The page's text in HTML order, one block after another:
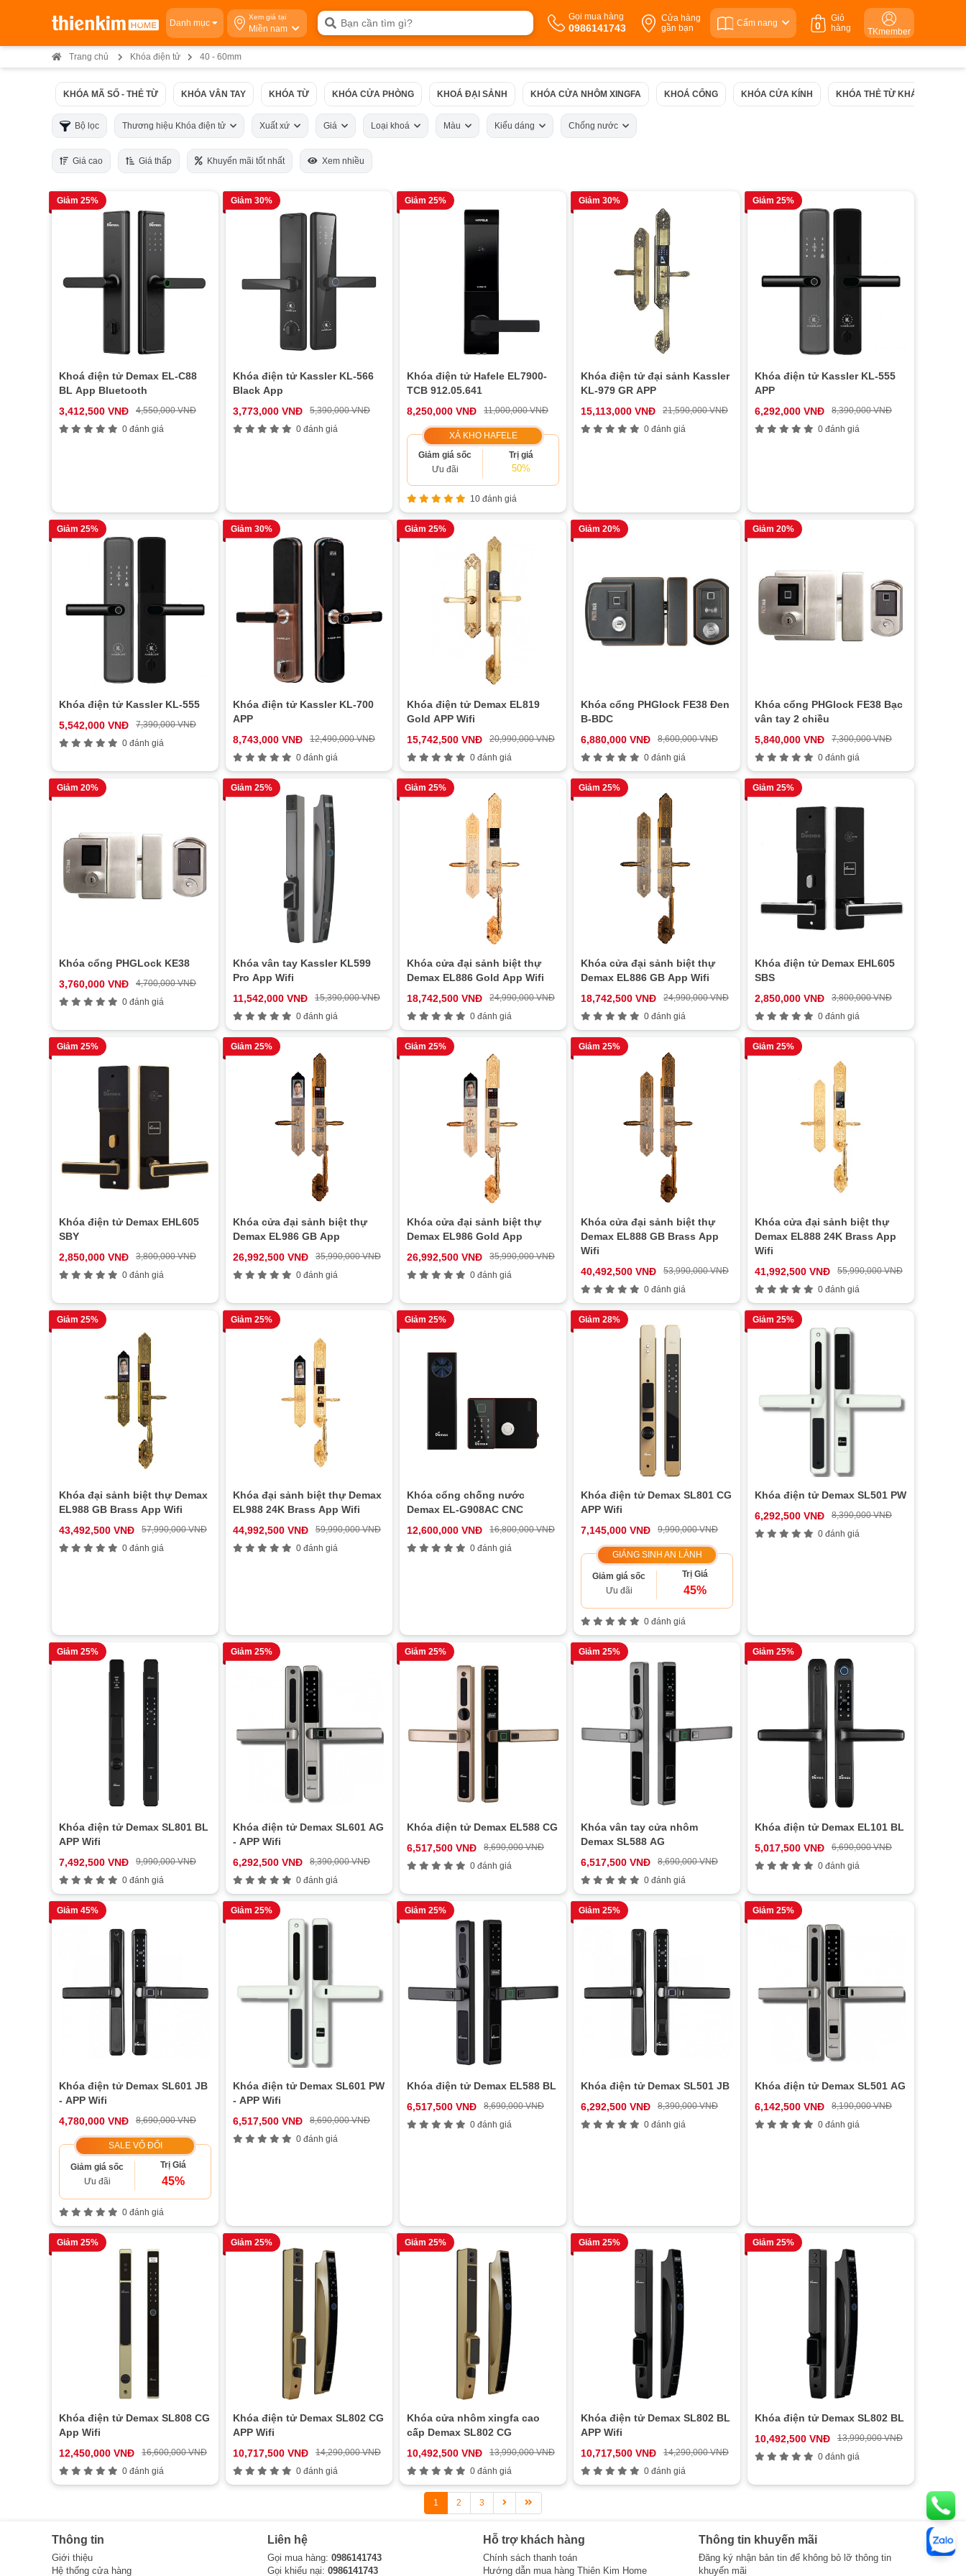
Danh mục
Xem giá tại
Miền nam
Gọi mua hàng
0986141743
Cửa hàng
gần bạn
Cẩm nang
Giỏ
hàng
0 TKmember
Trang chủ Khóa điện tử 40 - 60mm
KHÓA MÃ SỐ - THẺ TỪ KHÓA VÂN TAY KHÓA TỪ KHÓA CỬA PHÒNG KHOÁ ĐẠI SẢNH KHÓA CỬA NHÔM XINGFA KHOÁ CỔNG KHÓA CỬA KÍNH KHÓA THẺ TỪ KHÁCH SẠN
Bộ lọc Thương hiệu Khóa điện tử Xuất xứ Giá Loại khoá Màu Kiểu dáng Chống nước
Giá cao Giá thấp Khuyến mãi tốt nhất Xem nhiều
Giảm 25%
Khoá điện tử Demax EL-C88
BL App Bluetooth
3,412,500 VNĐ
4,550,000 VNĐ
0 đánh giá
Giảm 30%
Khóa điện tử Kassler KL-566
Black App
3,773,000 VNĐ
5,390,000 VNĐ
0 đánh giá
Giảm 25%
Khóa điện tử Hafele EL7900-
TCB 912.05.641
8,250,000 VNĐ
11,000,000 VNĐ
XẢ KHO HAFELE
Giảm giá sốc
Ưu đãi
Trị giá
50%
10 đánh giá
Giảm 30%
Khóa điện tử đại sảnh Kassler
KL-979 GR APP
15,113,000 VNĐ
21,590,000 VNĐ
0 đánh giá
Giảm 25%
Khóa điện tử Kassler KL-555
APP
6,292,000 VNĐ
8,390,000 VNĐ
0 đánh giá
Giảm 25%
Khóa điện tử Kassler KL-555
5,542,000 VNĐ
7,390,000 VNĐ
0 đánh giá
Giảm 30%
Khóa điện tử Kassler KL-700
APP
8,743,000 VNĐ
12,490,000 VNĐ
0 đánh giá
Giảm 25%
Khóa điện tử Demax EL819
Gold APP Wifi
15,742,500 VNĐ
20,990,000 VNĐ
0 đánh giá
Giảm 20%
Khóa cổng PHGlock FE38 Đen
B-BDC
6,880,000 VNĐ
8,600,000 VNĐ
0 đánh giá
Giảm 20%
Khóa cổng PHGlock FE38 Bạc
vân tay 2 chiều
5,840,000 VNĐ
7,300,000 VNĐ
0 đánh giá
Giảm 20%
Khóa cổng PHGLock KE38
3,760,000 VNĐ
4,700,000 VNĐ
0 đánh giá
Giảm 25%
Khóa vân tay Kassler KL599
Pro App Wifi
11,542,000 VNĐ
15,390,000 VNĐ
0 đánh giá
Giảm 25%
Khóa cửa đại sảnh biệt thự
Demax EL886 Gold App Wifi
18,742,500 VNĐ
24,990,000 VNĐ
0 đánh giá
Giảm 25%
Khóa cửa đại sảnh biệt thự
Demax EL886 GB App Wifi
18,742,500 VNĐ
24,990,000 VNĐ
0 đánh giá
Giảm 25%
Khóa điện tử Demax EHL605
SBS
2,850,000 VNĐ
3,800,000 VNĐ
0 đánh giá
Giảm 25%
Khóa điện tử Demax EHL605
SBY
2,850,000 VNĐ
3,800,000 VNĐ
0 đánh giá
Giảm 25%
Khóa cửa đại sảnh biệt thự
Demax EL986 GB App
26,992,500 VNĐ
35,990,000 VNĐ
0 đánh giá
Giảm 25%
Khóa cửa đại sảnh biệt thự
Demax EL986 Gold App
26,992,500 VNĐ
35,990,000 VNĐ
0 đánh giá
Giảm 25%
Khóa cửa đại sảnh biệt thự
Demax EL888 GB Brass App
Wifi
40,492,500 VNĐ
53,990,000 VNĐ
0 đánh giá
Giảm 25%
Khóa cửa đại sảnh biệt thự
Demax EL888 24K Brass App
Wifi
41,992,500 VNĐ
55,990,000 VNĐ
0 đánh giá
Giảm 25%
Khóa đại sảnh biệt thự Demax
EL988 GB Brass App Wifi
43,492,500 VNĐ
57,990,000 VNĐ
0 đánh giá
Giảm 25%
Khóa đại sảnh biệt thự Demax
EL988 24K Brass App Wifi
44,992,500 VNĐ
59,990,000 VNĐ
0 đánh giá
Giảm 25%
Khóa cổng chống nước
Demax EL-G908AC CNC
12,600,000 VNĐ
16,800,000 VNĐ
0 đánh giá
Giảm 28%
Khóa điện tử Demax SL801 CG
APP Wifi
7,145,000 VNĐ
9,990,000 VNĐ
GIÁNG SINH AN LÀNH
Giảm giá sốc
Ưu đãi
Trị Giá
45%
0 đánh giá
Giảm 25%
Khóa điện tử Demax SL501 PW
6,292,500 VNĐ
8,390,000 VNĐ
0 đánh giá
Giảm 25%
Khóa điện tử Demax SL801 BL
APP Wifi
7,492,500 VNĐ
9,990,000 VNĐ
0 đánh giá
Giảm 25%
Khóa điện tử Demax SL601 AG
- APP Wifi
6,292,500 VNĐ
8,390,000 VNĐ
0 đánh giá
Giảm 25%
Khóa điện tử Demax EL588 CG
6,517,500 VNĐ
8,690,000 VNĐ
0 đánh giá
Giảm 25%
Khóa vân tay cửa nhôm
Demax SL588 AG
6,517,500 VNĐ
8,690,000 VNĐ
0 đánh giá
Giảm 25%
Khóa điện tử Demax EL101 BL
5,017,500 VNĐ
6,690,000 VNĐ
0 đánh giá
Giảm 45%
Khóa điện tử Demax SL601 JB
- APP Wifi
4,780,000 VNĐ
8,690,000 VNĐ
SALE VÔ ĐỐI
Giảm giá sốc
Ưu đãi
Trị Giá
45%
0 đánh giá
Giảm 25%
Khóa điện tử Demax SL601 PW
- APP Wifi
6,517,500 VNĐ
8,690,000 VNĐ
0 đánh giá
Giảm 25%
Khóa điện tử Demax EL588 BL
6,517,500 VNĐ
8,690,000 VNĐ
0 đánh giá
Giảm 25%
Khóa điện tử Demax SL501 JB
6,292,500 VNĐ
8,390,000 VNĐ
0 đánh giá
Giảm 25%
Khóa điện tử Demax SL501 AG
6,142,500 VNĐ
8,190,000 VNĐ
0 đánh giá
Giảm 25%
Khóa điện tử Demax SL808 CG
App Wifi
12,450,000 VNĐ
16,600,000 VNĐ
0 đánh giá
Giảm 25%
Khóa điện tử Demax SL802 CG
APP Wifi
10,717,500 VNĐ
14,290,000 VNĐ
0 đánh giá
Giảm 25%
Khóa cửa nhôm xingfa cao
cấp Demax SL802 CG
10,492,500 VNĐ
13,990,000 VNĐ
0 đánh giá
Giảm 25%
Khóa điện tử Demax SL802 BL
APP Wifi
10,717,500 VNĐ
14,290,000 VNĐ
0 đánh giá
Giảm 25%
Khóa điện tử Demax SL802 BL
10,492,500 VNĐ
13,990,000 VNĐ
0 đánh giá
1 2 3
Thông tin
Giới thiệu
Hệ thống cửa hàng
Liên hệ
Gọi mua hàng: 0986141743
Gọi khiếu nại: 0986141743
Hỗ trợ khách hàng
Chính sách thanh toán
Hướng dẫn mua hàng Thiên Kim Home
Thông tin khuyến mãi
Đăng ký nhận bản tin để không bỏ lỡ thông tin
khuyến mãi